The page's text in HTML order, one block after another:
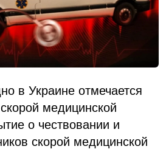
в Украине отмечается
медицинской
о чествовании и
скорой медицинской